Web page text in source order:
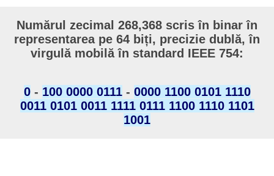
Numărul zecimal 268,368 scris în binar în
representarea pe 64 biți, precizie dublă, în
virgulă mobilă în standard IEEE 754:
0- 100 0000 0111- 0000 1100 0101 1110
0011 0101 0011 1111 0111 1100 1110 1101
1001